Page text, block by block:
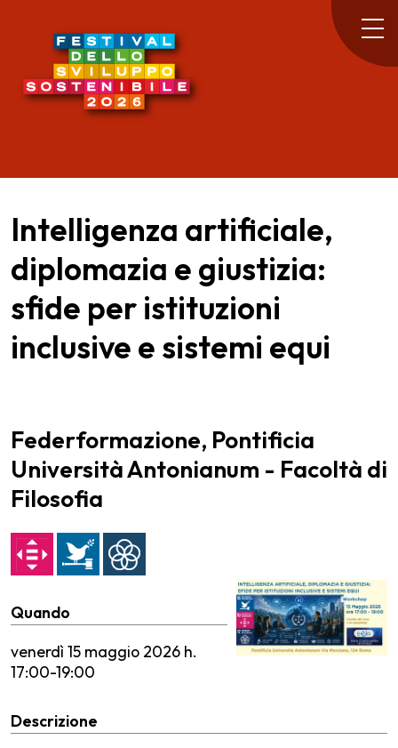
Intelligenza artificiale,
diplomazia e giustizia:
sfide per istituzioni
inclusive e sistemi equi
Federformazione, Pontificia
Università Antonianum - Facoltà di
Filosofia
Quando
venerdì 15 maggio 2026 h.
17:00-19:00
Descrizione